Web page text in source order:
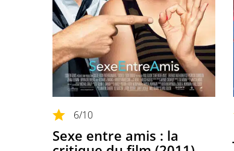
6/10
Sexe entre amis : la